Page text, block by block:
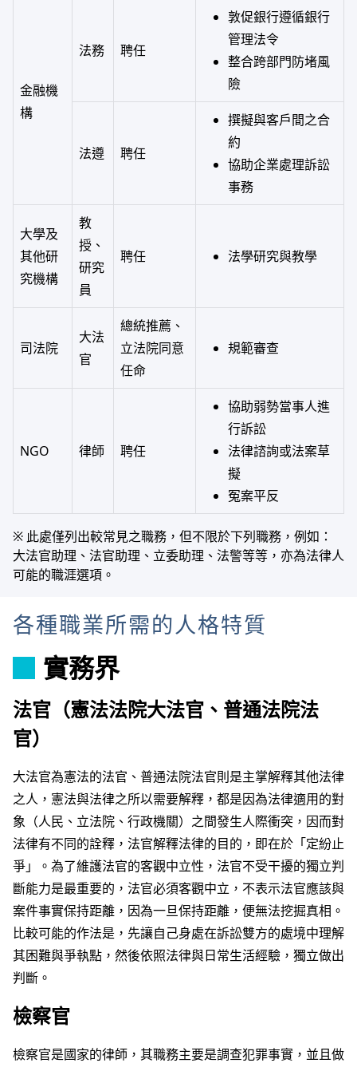
金融機
構
法務 聘任
敦促銀行遵循銀行
管理法令
整合跨部門防堵風
險
法遵 聘任
撰擬與客戶間之合
約
協助企業處理訴訟
事務
大學及
其他研
究機構
教
授、
研究
員
聘任 法學研究與教學
司法院
大法
官
總統推薦、
立法院同意
任命
規範審查
NGO 律師 聘任
協助弱勢當事人進
行訴訟
法律諮詢或法案草
擬
冤案平反
※ 此處僅列出較常見之職務，但不限於下列職務，例如：
大法官助理、法官助理、立委助理、法警等等，亦為法律人
可能的職涯選項。
各種職業所需的人格特質
實務界
法官（憲法法院大法官、普通法院法
官）
大法官為憲法的法官、普通法院法官則是主掌解釋其他法律
之人，憲法與法律之所以需要解釋，都是因為法律適用的對
象（人民、立法院、行政機關）之間發生人際衝突，因而對
法律有不同的詮釋，法官解釋法律的目的，即在於「定紛止
爭」。為了維護法官的客觀中立性，法官不受干擾的獨立判
斷能力是最重要的，法官必須客觀中立，不表示法官應該與
案件事實保持距離，因為一旦保持距離，便無法挖掘真相。
比較可能的作法是，先讓自己身處在訴訟雙方的處境中理解
其困難與爭執點，然後依照法律與日常生活經驗，獨立做出
判斷。
檢察官
檢察官是國家的律師，其職務主要是調查犯罪事實，並且做